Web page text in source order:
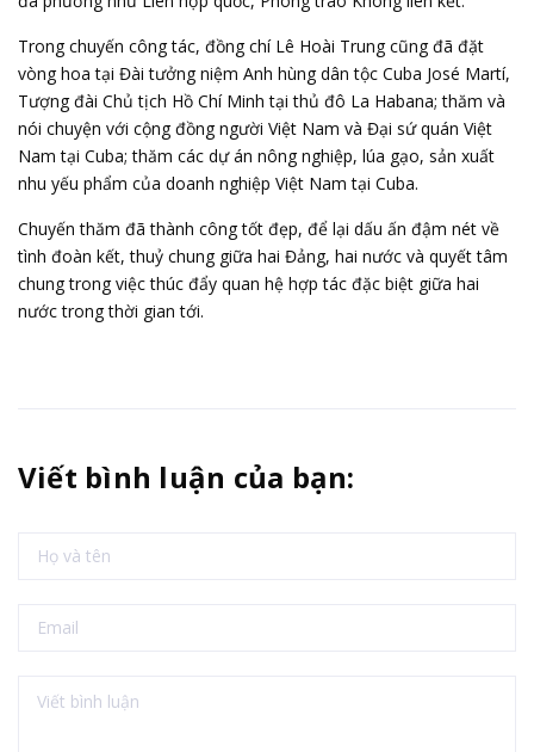
Trong chuyến công tác, đồng chí Lê Hoài Trung cũng đã đặt
vòng hoa tại Đài tưởng niệm Anh hùng dân tộc Cuba José Martí,
Tượng đài Chủ tịch Hồ Chí Minh tại thủ đô La Habana; thăm và
nói chuyện với cộng đồng người Việt Nam và Đại sứ quán Việt
Nam tại Cuba; thăm các dự án nông nghiệp, lúa gạo, sản xuất
nhu yếu phẩm của doanh nghiệp Việt Nam tại Cuba.
Chuyến thăm đã thành công tốt đẹp, để lại dấu ấn đậm nét về
tình đoàn kết, thuỷ chung giữa hai Đảng, hai nước và quyết tâm
chung trong việc thúc đẩy quan hệ hợp tác đặc biệt giữa hai
nước trong thời gian tới.
Viết bình luận của bạn: